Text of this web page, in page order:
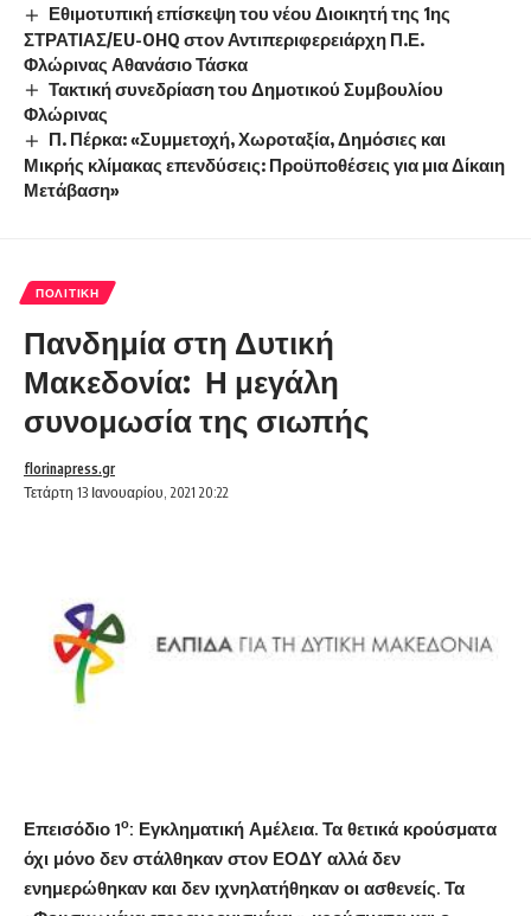
Εθιμοτυπική επίσκεψη του νέου Διοικητή της 1ης
ΣΤΡΑΤΙΑΣ/EU-OHQ στον Αντιπεριφερειάρχη Π.Ε.
Φλώρινας Αθανάσιο Τάσκα
Τακτική συνεδρίαση του Δημοτικού Συμβουλίου
Φλώρινας
Π. Πέρκα: «Συμμετοχή, Χωροταξία, Δημόσιες και
Μικρής κλίμακας επενδύσεις: Προϋποθέσεις για μια Δίκαιη
Μετάβαση»
ΠΟΛΙΤΙΚΉ
Πανδημία στη Δυτική
Μακεδονία: Η μεγάλη
συνομωσία της σιωπής
Τετάρτη 13 Ιανουαρίου, 2021 20:22
florinapress.gr
Επεισόδιο 1ο: Εγκληματική Αμέλεια. Τα θετικά κρούσματα
όχι μόνο δεν στάλθηκαν στον ΕΟΔΥ αλλά δεν
ενημερώθηκαν και δεν ιχνηλατήθηκαν οι ασθενείς. Τα